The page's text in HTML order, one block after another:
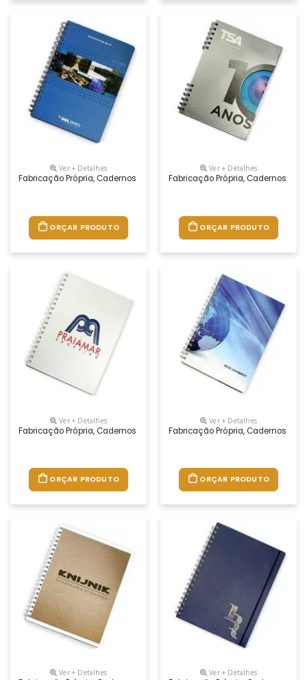
Ver + Detalhes
Fabricação Própria, Cadernos Personalizados Do Seu Jeito.tamanhos
ORÇAR PRODUTO
Ver + Detalhes
Fabricação Própria, Cadernos
ORÇAR PRODUTO
Ver + Detalhes
Fabricação Própria, Cadernos Personalizados Do Seu Jeito.tamanhos
ORÇAR PRODUTO
Ver + Detalhes
Fabricação Própria, Cadernos
ORÇAR PRODUTO
Ver + Detalhes Ver + Detalhes